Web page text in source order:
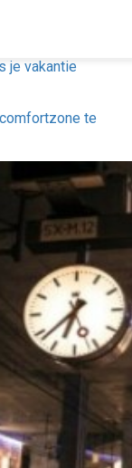
je vakantie
te